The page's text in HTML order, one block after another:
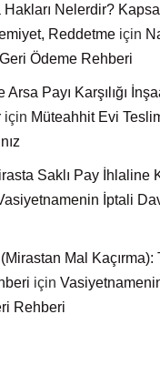
Nelerdir?
Reddetme için
Ödeme Rehberi
Arsa Payı Karşılığı
için Müteahhit Evi
Saklı Pay İhlaline
İptali
Mal Kaçırma):
için
Rehberi